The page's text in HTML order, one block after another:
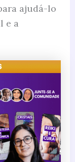
ajudá-lo
e a